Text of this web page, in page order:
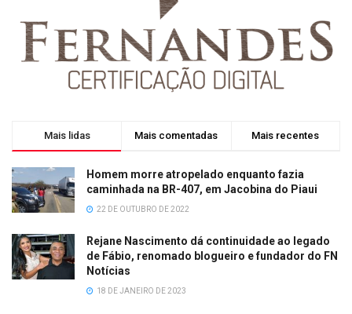
Mais lidas Mais comentadas Mais recentes
Homem morre atropelado enquanto fazia
caminhada na BR-407, em Jacobina do Piaui
22 DE OUTUBRO DE 2022
Rejane Nascimento dá continuidade ao legado
de Fábio, renomado blogueiro e fundador do FN
Notícias
18 DE JANEIRO DE 2023